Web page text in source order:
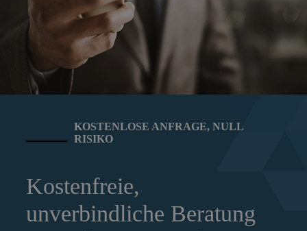
KOSTENLOSE ANFRAGE, NULL
RISIKO
Kostenfreie,
unverbindliche Beratung